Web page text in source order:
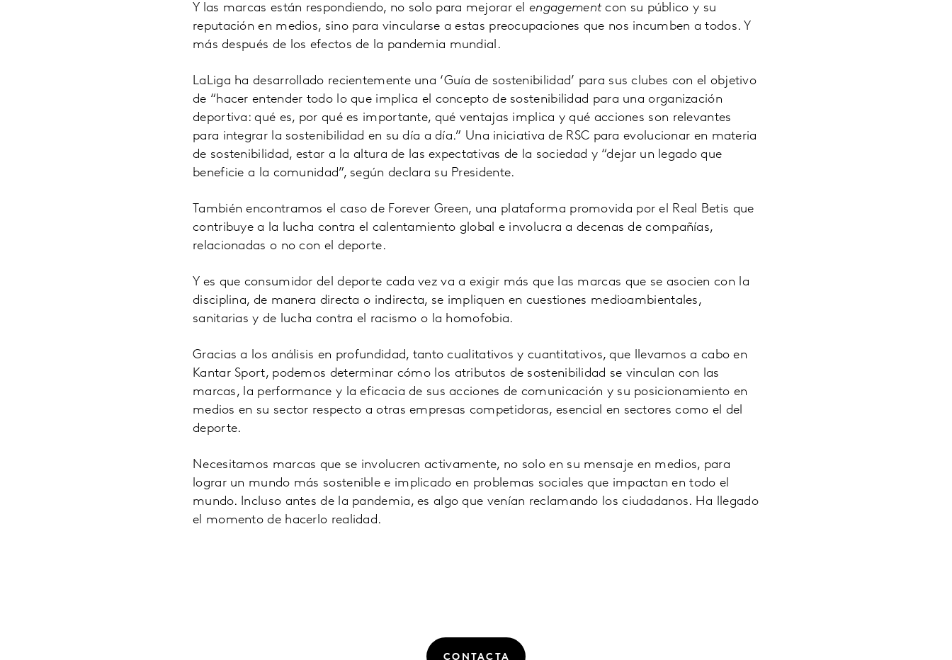
Y las marcas están respondiendo, no solo para mejorar elengagementcon su público y su
reputación en medios, sino para vincularse a estas preocupaciones que nos incumben a todos. Y
más después de los efectos de la pandemia mundial.
LaLiga ha desarrollado recientemente una ‘Guía de sostenibilidad’ para sus clubes con el objetivo
de “hacer entender todo lo que implica el concepto de sostenibilidad para una organización
deportiva: qué es, por qué es importante, qué ventajas implica y qué acciones son relevantes
para integrar la sostenibilidad en su día a día.” Una iniciativa de RSC para evolucionar en materia
de sostenibilidad, estar a la altura de las expectativas de la sociedad y “dejar un legado que
beneficie a la comunidad”, según declara su Presidente.
También encontramos el caso de Forever Green, una plataforma promovida por el Real Betis que
contribuye a la lucha contra el calentamiento global e involucra a decenas de compañías,
relacionadas o no con el deporte.
Y es que consumidor del deporte cada vez va a exigir más que las marcas que se asocien con la
disciplina, de manera directa o indirecta, se impliquen en cuestiones medioambientales,
sanitarias y de lucha contra el racismo o la homofobia.
Gracias a los análisis en profundidad, tanto cualitativos y cuantitativos, que llevamos a cabo en
Kantar Sport, podemos determinar cómo los atributos de sostenibilidad se vinculan con las
marcas, la performance y la eficacia de sus acciones de comunicación y su posicionamiento en
medios en su sector respecto a otras empresas competidoras, esencial en sectores como el del
deporte.
Necesitamos marcas que se involucren activamente, no solo en su mensaje en medios, para
lograr un mundo más sostenible e implicado en problemas sociales que impactan en todo el
mundo. Incluso antes de la pandemia, es algo que venían reclamando los ciudadanos. Ha llegado
el momento de hacerlo realidad.
CONTACTA